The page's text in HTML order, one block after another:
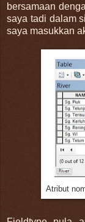
bersamaan
saya tadi dalam
saya masukkan
Atribut